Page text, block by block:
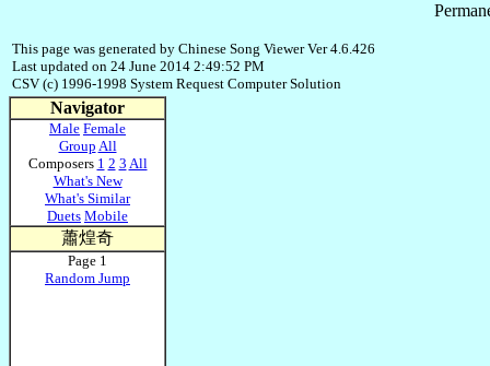
This page was generated by Chinese Song Viewer Ver 4.6.426
Last updated on 24 June 2014 2:49:52 PM
CSV (c) 1996-1998 System Request Computer Solution
Navigator
Male Female
Group All
Composers 1 2 3 All
What's New
What's Similar
Duets Mobile
蕭煌奇
Page 1
Random Jump